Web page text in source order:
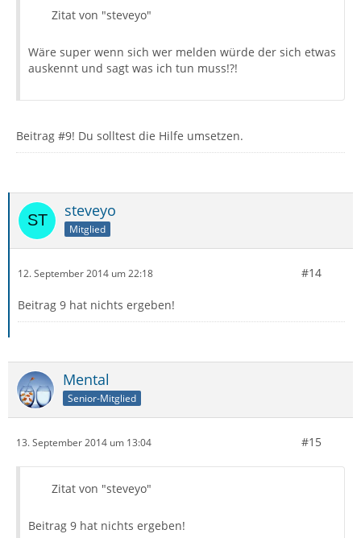
Zitat von "steveyo"
Wäre super wenn sich wer melden würde der sich etwas
auskennt und sagt was ich tun muss!?!
Beitrag #9! Du solltest die Hilfe umsetzen.
steveyo
Mitglied
12. September 2014 um 22:18 #14
Beitrag 9 hat nichts ergeben!
Mental
Senior-Mitglied
13. September 2014 um 13:04 #15
Zitat von "steveyo"
Beitrag 9 hat nichts ergeben!